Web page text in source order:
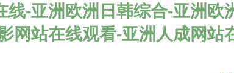
-亚洲欧洲日韩综合-亚洲
网站在线观看-亚洲人成网站